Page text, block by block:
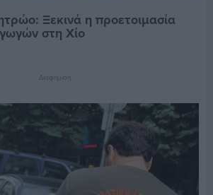
Ξεκινά η προετοιμασία
στη Χίο
Διαφήμιση